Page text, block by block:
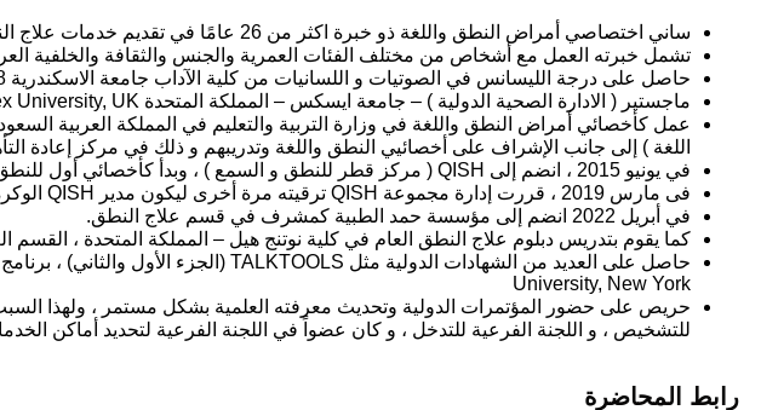
ساني اختصاصي أمراض النطق واللغة ذو خبرة اكثر من 26 عامًا في تقديم خدمات علاج النطق واللغة المتخصصة لكل الفئات العمرية .
تشمل خبرته العمل مع أشخاص من مختلف الفئات العمرية والجنس والثقافة والخلفية
حاصل على درجة الليسانس في الصوتيات و اللسانيات من كلية الآداب جامعة الاسكندرية 1998 .
ماجستير ( الادارة الصحية الدولية ) – جامعة ايسكس – المملكة المتحدة MSc – International Healthcare Management – Essex University, UK
اللغة ) إلى جانب الإشراف على أخصائيي النطق واللغة وتدريبهم و ذلك في مركز إعادة
في يونيو 2015 ، انضم إلى QISH ( مركز قطر للنطق و السمع ) ، وبدأ كأخصائي أول للنطق واللغة ثم بعد 6 أشهر في يناير 2016 ، تمت ترقيته إلى رئيس قسم علاج النطق واللغة.
فى مارس 2019 ، قررت إدارة مجموعة QISH ترقيته مرة أخرى ليكون مدير QISH الوكرة وكذلك أخصائي النطق في نفس الفرع.
في أبريل 2022 انضم إلى مؤسسة حمد الطبية كمشرف في قسم علاج النطق.
كما يقوم بتدريس دبلوم علاج النطق العام في كلية نوتنج هيل – المملكة المتحدة ، القسم
University, New York
حريص على حضور المؤتمرات الدولية وتحديث معرفته العلمية بشكل مستمر ، ولهذا
للتشخيص ، و اللجنة الفرعية للتدخل ، و كان عضواً في اللجنة الفرعية لتحديد أماكن
رابط المحاضرة